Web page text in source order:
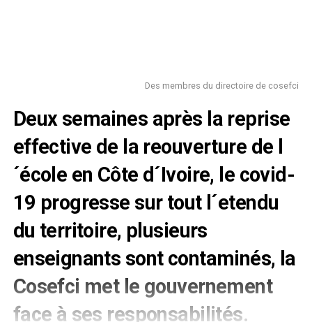
Des membres du directoire de cosefci
Deux semaines après la reprise
effective de la reouverture de l
´école en Côte d´Ivoire, le covid-
19 progresse sur tout l´etendu
du territoire, plusieurs
enseignants sont contaminés, la
Cosefci met le gouvernement
face à ses responsabilités.